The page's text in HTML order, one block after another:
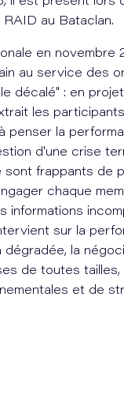
au Bataclan.
en novembre
au service des
décalé" : en
les
penser la
d'une crise
sont frappants de
chaque
informations
sur la
la
de toutes
et de